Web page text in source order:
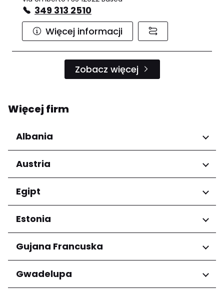
349 313 2510
Więcej informacji
Zobacz więcej
Więcej firm
Albania
Regiony
Qarku i Tiranës
Austria
Regiony
Niederösterreich
Salzburg
Wien
Egipt
Regiony
Kair
Estonia
Regiony
Harju maakond
Tartu maakond
Gujana Francuska
Regiony
Arrondissement de Cayenne
Gwadelupa